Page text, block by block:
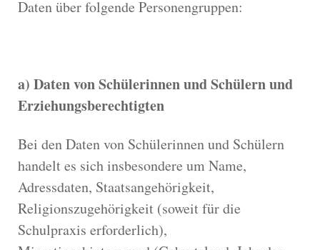
Daten über folgende Personengruppen:
a) Daten von Schülerinnen und Schülern und
Erziehungsberechtigten
Bei den Daten von Schülerinnen und Schülern
handelt es sich insbesondere um Name,
Adressdaten, Staatsangehörigkeit,
Religionszugehörigkeit (soweit für die
Schulpraxis erforderlich),